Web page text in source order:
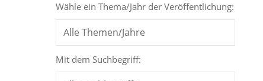
Wähle ein Thema/Jahr der Veröffentlichung:
Mit dem Suchbegriff: